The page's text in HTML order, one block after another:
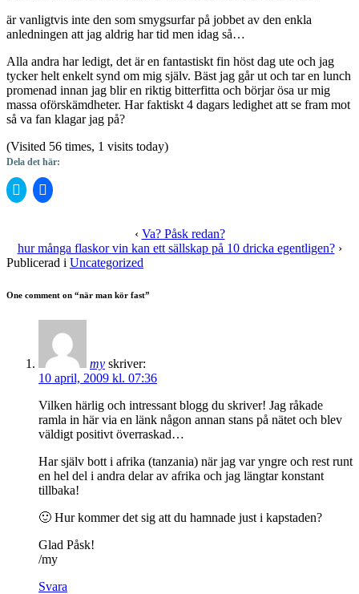
är vanligtvis inte den som smygsurfar på jobbet av den enkla
anledningen att jag aldrig har tid men idag så…
Alla andra har ledigt, det är en fantastiskt fin höst dag ute och jag
tycker helt enkelt synd om mig själv. Bäst jag går ut och tar en lunch
promenad innan jag blir en riktig bitterfitta och börjar ösa ur mig
massa oförskämdheter. Har faktiskt 4 dagars ledighet att se fram mot
så va fan klagar jag på?
(Visited 56 times, 1 visits today)
Dela det här:
Klicka
för
Twitter
(Öppnas
i
ett
fönster)
Klicka
för
Facebook
(Öppnas
i
ett
fönster)
‹ Va? Påsk redan?
hur många flaskor vin kan ett sällskap på 10 dricka egentligen?›
Publicerad i Uncategorized
One comment on “när man kör fast”
my skriver:
10 april, 2009 kl. 07:36
Vilken härlig och intressant blogg du skriver! Jag råkade
ramla in här via en länk någon annan stans på nätet och blev
väldigt positivt överraskad…
Har själv bott i afrika (tanzania) när jag var yngre och rest runt
en hel del i andra delar av afrika och jag längtar konstant
tillbaka!
🙂 Hur kommer det sig att du hamnade just i kapstaden?
Glad Påsk!
/my
Svara